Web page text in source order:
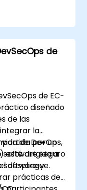
mitigar las
y
brechas.
y
de
de datos y
de
de EC-
diseñado
de las
la
de DevOps,
software seguro
despliegue.
por un
está dirigida a
software y
prácticas de